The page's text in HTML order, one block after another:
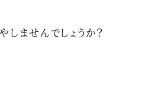
ませんでしょうか？